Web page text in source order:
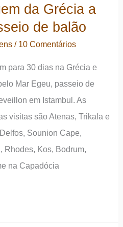
da Grécia a
de balão
/ 10 Comentários
para 30 dias na Grécia e
Mar Egeu, passeio de
em Istambul. As
visitas são Atenas, Trikala e
Sounion Cape,
Rhodes, Kos, Bodrum,
na Capadócia